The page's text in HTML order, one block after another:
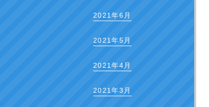
2021年6月
2021年5月
2021年4月
2021年3月